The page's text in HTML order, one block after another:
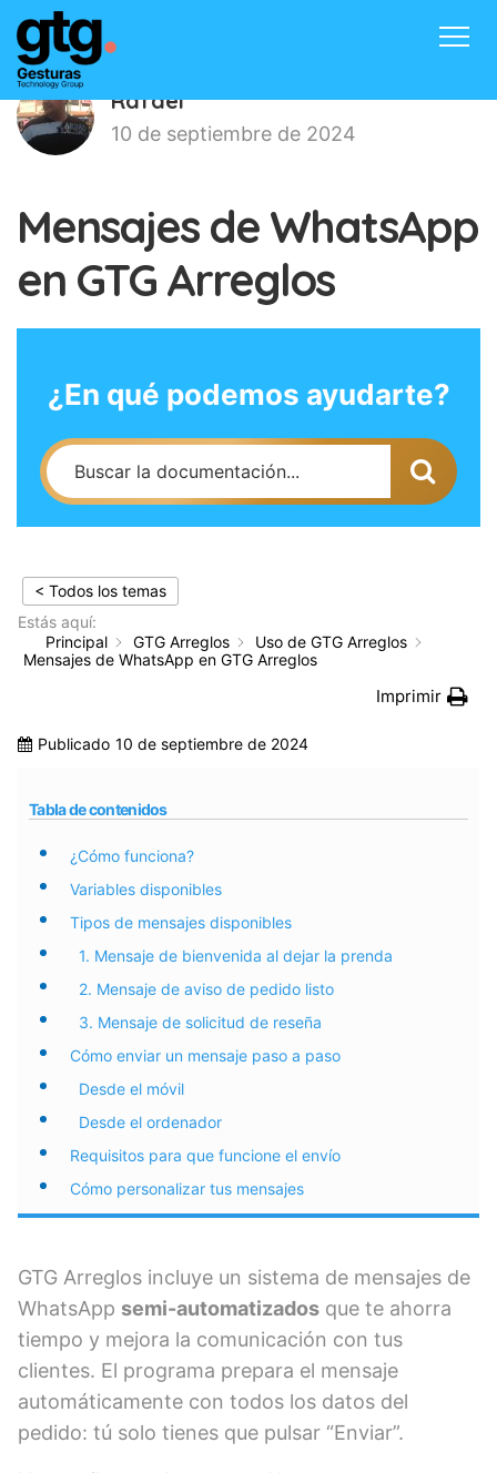
Contacto
Blog
Acceder
Rafael
10 de septiembre de 2024
Mensajes de WhatsApp
en GTG Arreglos
¿En qué podemos ayudarte?
< Todos los temas
Estás aquí:
Principal
GTG Arreglos
Uso de GTG Arreglos
Mensajes de WhatsApp en GTG Arreglos
Imprimir
Publicado 10 de septiembre de 2024
Tabla de contenidos
¿Cómo funciona?
Variables disponibles
Tipos de mensajes disponibles
1. Mensaje de bienvenida al dejar la prenda
2. Mensaje de aviso de pedido listo
3. Mensaje de solicitud de reseña
Cómo enviar un mensaje paso a paso
Desde el móvil
Desde el ordenador
Requisitos para que funcione el envío
Cómo personalizar tus mensajes
GTG Arreglos incluye un sistema de mensajes de
WhatsApp semi-automatizados que te ahorra
tiempo y mejora la comunicación con tus
clientes. El programa prepara el mensaje
automáticamente con todos los datos del
pedido: tú solo tienes que pulsar “Enviar”.